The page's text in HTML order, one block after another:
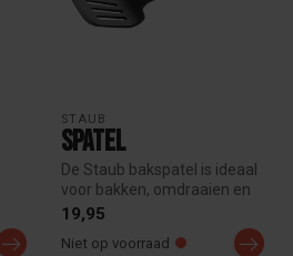
STAUB
Spatel
De Staub bakspatel is ideaal
voor bakken, omdraaien en
serveren van gerechten. D...
19,95
Niet op voorraad